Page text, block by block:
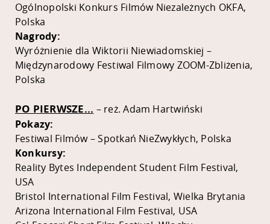
Ogólnopolski Konkurs Filmów Niezależnych OKFA,
Polska
Nagrody:
Wyróżnienie dla Wiktorii Niewiadomskiej –
Międzynarodowy Festiwal Filmowy ZOOM-Zbliżenia,
Polska
PO PIERWSZE... – reż. Adam Hartwiński
Pokazy:
Festiwal Filmów – Spotkań NieZwykłych, Polska
Konkursy:
Reality Bytes Independent Student Film Festival,
USA
Bristol International Film Festival, Wielka Brytania
Arizona International Film Festival, USA